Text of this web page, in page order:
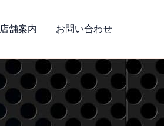
店舗案内 お問い合わせ